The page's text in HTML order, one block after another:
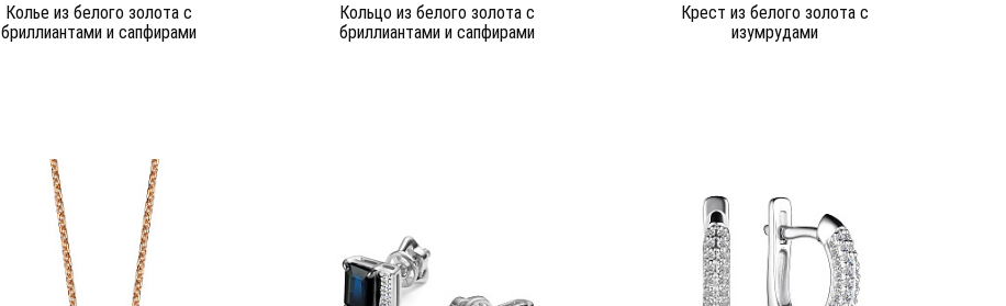
Колье из белого золота c
бриллиантами и сапфирами
Кольцо из белого золота c
бриллиантами и сапфирами
Крест из белого золота c
изумрудами